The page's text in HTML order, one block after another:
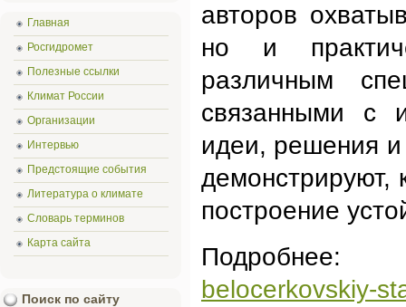
авторов
но и
различным
связанными с
идеи, решения
демонстрируют,
построение
belocerkovskiy-
Главная
Росгидромет
Полезные ссылки
Климат России
Организации
Интервью
Предстоящие события
Литература о климате
Словарь терминов
Карта сайта
Поиск по сайту